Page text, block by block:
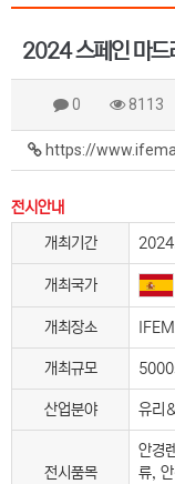
2024 스페인 마드
0 8113
https://
전시안내
개최기간
개최국가
개최장소
개최규모
산업분야 유리
전시품목
안경
류,